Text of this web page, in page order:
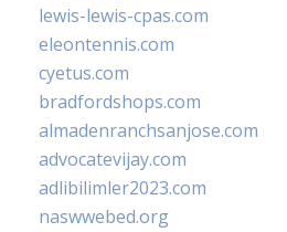
lewis-lewis-cpas.com
eleontennis.com
cyetus.com
bradfordshops.com
almadenranchsanjose.com
advocatevijay.com
adlibilimler2023.com
naswwebed.org